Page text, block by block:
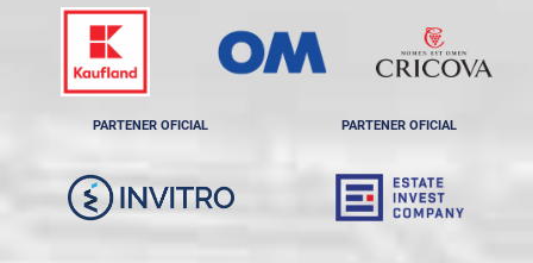
PARTENER OFICIAL PARTENER OFICIAL